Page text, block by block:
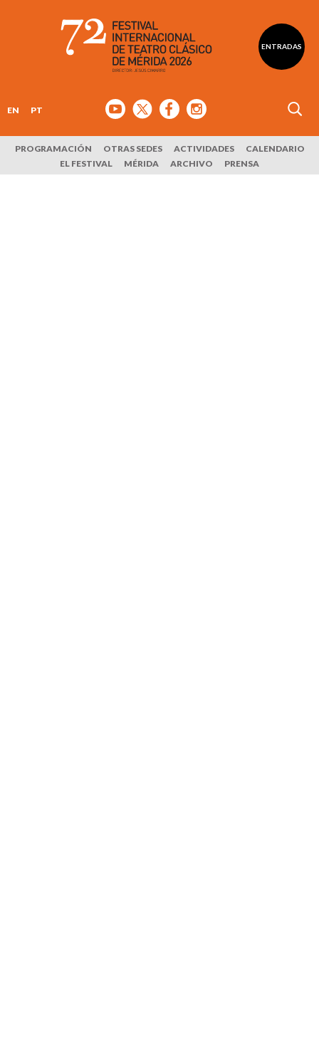
ENTRADAS
EN PT
PROGRAMACIÓN OTRAS SEDES ACTIVIDADES
CALENDARIO
EL FESTIVAL
MÉRIDA ARCHIVO PRENSA